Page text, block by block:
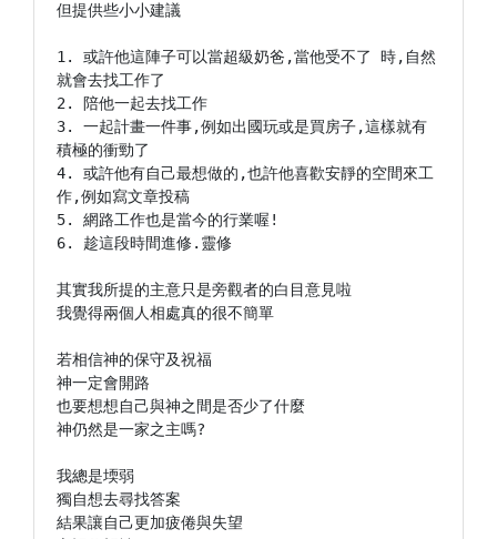
但提供些小小建議
1. 或許他這陣子可以當超級奶爸,當他受不了 時,自然
就會去找工作了
2. 陪他一起去找工作
3. 一起計畫一件事,例如出國玩或是買房子,這樣就有
積極的衝勁了
4. 或許他有自己最想做的,也許他喜歡安靜的空間來工
作,例如寫文章投稿
5. 網路工作也是當今的行業喔!
6. 趁這段時間進修.靈修
其實我所提的主意只是旁觀者的白目意見啦
我覺得兩個人相處真的很不簡單
若相信神的保守及祝福
神一定會開路
也要想想自己與神之間是否少了什麼
神仍然是一家之主嗎?
我總是堧弱
獨自想去尋找答案
結果讓自己更加疲倦與失望